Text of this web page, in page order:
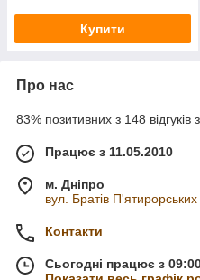
Купити
Про нас
83% позитивних з 148 відгуків
Працює з 11.05.2010
м. Дніпро
вул. Братів
Контакти
Сьогодні працює з